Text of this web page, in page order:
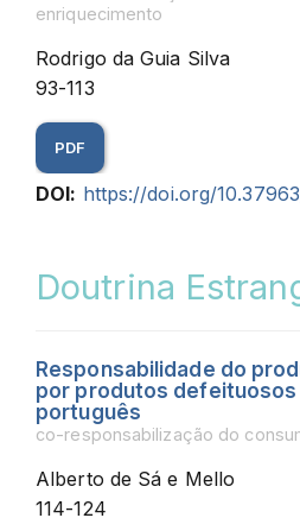
enriquecimento
Rodrigo da Guia Silva
93-113
PDF
DOI: https://doi.org/
Doutrina
Responsabilidade do
por produtos defeituosos
português
co-responsabilização do
Alberto de Sá e Mello
114-124